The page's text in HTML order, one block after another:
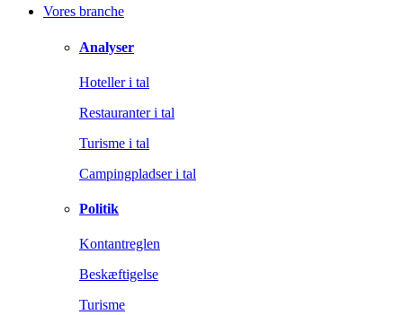
Vores branche
Analyser
Hoteller i tal
Restauranter i tal
Turisme i tal
Campingpladser i tal
Politik
Kontantreglen
Beskæftigelse
Turisme